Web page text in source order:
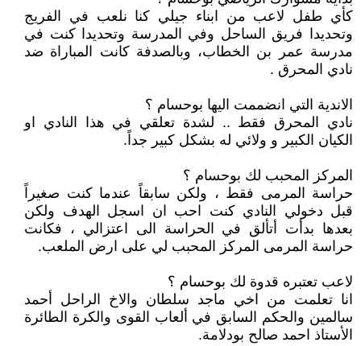
كأي طفل لاعب من ابناء جيلي كنا نلعب في الفريج
وتحديدا فريق الساحل وفي المدرسة وتحديدا كنت في
مدرسة عمر بن الخطاب، وبالصدفة كانت المباراة ضد
نادي المحرق .
الاندية التي انضممت اليها بوحسام ؟
نادي المحرق فقط .. لشدة تعلقي في هذا النادي او
الكيان الكبير و ولائي له بشكل كبير جداً.
المركز المحبب لك بوحسام ؟
حراسة المرمى فقط ، ولكن سابقاً عندما كنت صغيراً
قبل دخولي النادي كنت احب ان اسجل الهدف ولكن
بعدها بدأت أتألق في الحراسة الى اعتزالي ، فكانت
حراسة المرمى المركز المحبب لي على ارض الملعب.
لاعب تعتبره قدوة لك بوحسام ؟
انا تعلمت من اخي ماجد سلطان والاخ الراحل أحمد
سالمين والحكم السابق في ألعاب القوى والكرة الطائرة
الأستاذ احمد صالح بودلامة.